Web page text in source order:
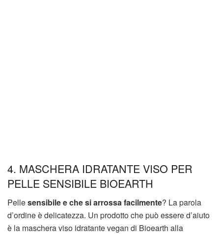
4. MASCHERA IDRATANTE VISO PER
PELLE SENSIBILE BIOEARTH
Pellesensibile e che si arrossa facilmente? La parola
d’ordine è delicatezza. Un prodotto che può essere d’aiuto
è la maschera viso idratante vegan di Bioearth alla